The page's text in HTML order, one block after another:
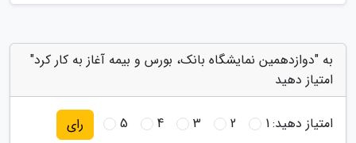
به "دوازدهمین نمایشگاه بانک، بورس و بیمه آغاز به کار کرد"
امتیاز دهید
امتیاز دهید:1
2
3
4
5 رای